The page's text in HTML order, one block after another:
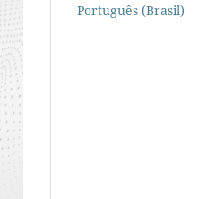
Português (Brasil)